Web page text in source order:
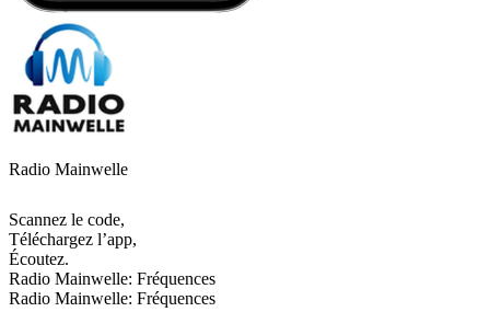
Radio Mainwelle
Scannez le code,
Téléchargez l’app,
Écoutez.
Radio Mainwelle: Fréquences
Radio Mainwelle: Fréquences